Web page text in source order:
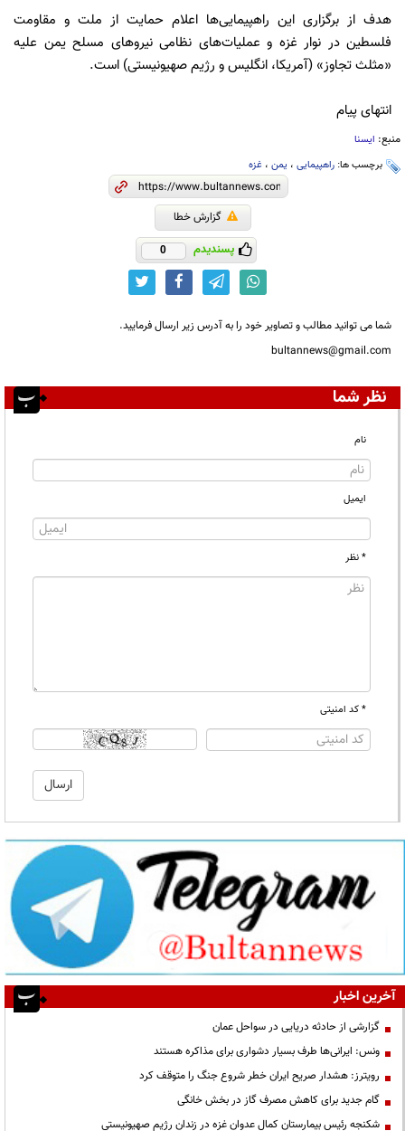
هدف از برگزاری این راهپیمایی‌ها اعلام حمایت از ملت و مقاومت
فلسطین در نوار غزه و عملیات‌های نظامی نیروهای مسلح یمن علیه
«مثلث تجاوز» (آمریکا، انگلیس و رژیم صهیونیستی) است.
انتهای پیام
منبع: ایسنا
برچسب ها: راهپیمایی ، یمن ، غزه
گزارش خطا
پسندیدم 0
شما می توانید مطالب و تصاویر خود را به آدرس زیر ارسال فرمایید.
bultannews@gmail.com
نظر شما
نام
ایمیل
* نظر
* کد امنیتی
آخرین اخبار
گزارشی از حادثه دریایی در سواحل عمان
ونس: ایرانی‌ها طرف بسیار دشواری برای مذاکره هستند
رویترز: هشدار صریح ایران خطر شروع جنگ را متوقف کرد
گام جدید برای کاهش مصرف گاز در بخش خانگی
شکنجه رئیس بیمارستان کمال عدوان غزه در زندان رژیم صهیونیستی